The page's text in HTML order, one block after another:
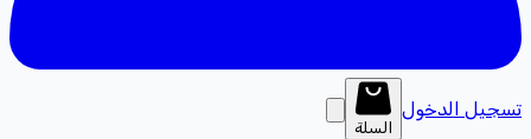
تسجيل الدخول
السلة